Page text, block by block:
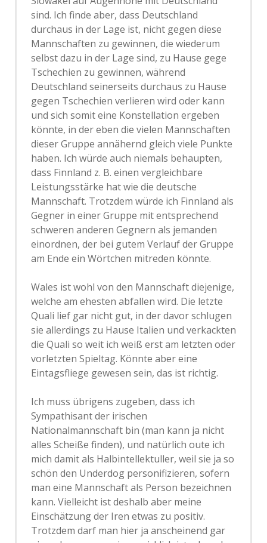
sind. Ich finde aber, dass Deutschland
durchaus in der Lage ist, nicht gegen diese
Mannschaften zu gewinnen, die wiederum
selbst dazu in der Lage sind, zu Hause gege
Tschechien zu gewinnen, während
Deutschland seinerseits durchaus zu Hause
gegen Tschechien verlieren wird oder kann
und sich somit eine Konstellation ergeben
könnte, in der eben die vielen Mannschaften
dieser Gruppe annähernd gleich viele Punkte
haben. Ich würde auch niemals behaupten,
dass Finnland z. B. einen vergleichbare
Leistungsstärke hat wie die deutsche
Mannschaft. Trotzdem würde ich Finnland als
Gegner in einer Gruppe mit entsprechend
schweren anderen Gegnern als jemanden
einordnen, der bei gutem Verlauf der Gruppe
am Ende ein Wörtchen mitreden könnte.
Wales ist wohl von den Mannschaft diejenige,
welche am ehesten abfallen wird. Die letzte
Quali lief gar nicht gut, in der davor schlugen
sie allerdings zu Hause Italien und verkackten
die Quali so weit ich weiß erst am letzten oder
vorletzten Spieltag. Könnte aber eine
Eintagsfliege gewesen sein, das ist richtig.
Ich muss übrigens zugeben, dass ich
Sympathisant der irischen
Nationalmannschaft bin (man kann ja nicht
alles Scheiße finden), und natürlich oute ich
mich damit als Halbintellektuller, weil sie ja so
schön den Underdog personifizieren, sofern
man eine Mannschaft als Person bezeichnen
kann. Vielleicht ist deshalb aber meine
Einschätzung der Iren etwas zu positiv.
Trotzdem darf man hier ja anscheinend gar